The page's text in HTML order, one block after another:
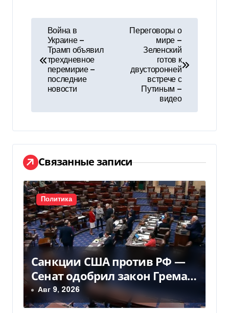
г
а
ц
и
я
п
о
з
а
п
Война в
Украине —
Трамп объявил
трехдневное
перемирие —
последние
новости
Переговоры о
мире —
Зеленский
готов к
двусторонней
встрече с
Путиным —
видео
Связанные записи
Политика
Санкции США против РФ —
Сенат одобрил закон Грема
— Фокус
Авг 9, 2026